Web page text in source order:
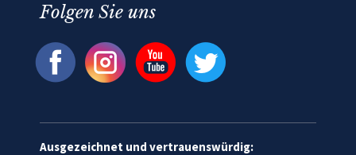
Folgen Sie uns
Ausgezeichnet und vertrauenswürdig: